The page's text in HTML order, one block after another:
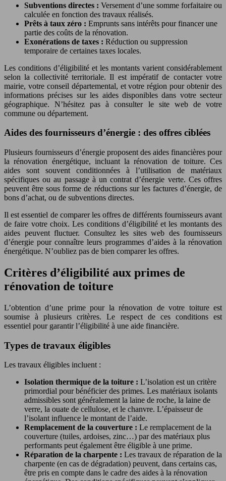
Subventions directes : Versement d’une somme forfaitaire ou
calculée en fonction des travaux réalisés.
Prêts à taux zéro : Emprunts sans intérêts pour financer une
partie des coûts de la rénovation.
Exonérations de taxes : Réduction ou suppression
temporaire de certaines taxes locales.
Les conditions d’éligibilité et les montants varient considérablement
selon la collectivité territoriale. Il est impératif de contacter votre
mairie, votre conseil départemental, et votre région pour obtenir des
informations précises sur les aides disponibles dans votre secteur
géographique. N’hésitez pas à consulter le site web de votre
commune ou département.
Aides des fournisseurs d’énergie : des offres ciblées
Plusieurs fournisseurs d’énergie proposent des aides financières pour
la rénovation énergétique, incluant la rénovation de toiture. Ces
aides sont souvent conditionnées à l’utilisation de matériaux
spécifiques ou au passage à un contrat d’énergie verte. Ces offres
peuvent être sous forme de réductions sur les factures d’énergie, de
bons d’achat, ou de subventions directes.
Il est essentiel de comparer les offres de différents fournisseurs avant
de faire votre choix. Les conditions d’éligibilité et les montants des
aides peuvent fluctuer. Consultez les sites web des fournisseurs
d’énergie pour connaître leurs programmes d’aides à la rénovation
énergétique. N’oubliez pas de bien comparer les offres.
Critères d’éligibilité aux primes de
rénovation de toiture
L’obtention d’une prime pour la rénovation de votre toiture est
soumise à plusieurs critères. Le respect de ces conditions est
essentiel pour garantir l’éligibilité à une aide financière.
Types de travaux éligibles
Les travaux éligibles incluent :
Isolation thermique de la toiture : L’isolation est un critère
primordial pour bénéficier des primes. Les matériaux isolants
admissibles sont généralement la laine de roche, la laine de
verre, la ouate de cellulose, et le chanvre. L’épaisseur de
l’isolant influence le montant de l’aide.
Remplacement de la couverture : Le remplacement de la
couverture (tuiles, ardoises, zinc…) par des matériaux plus
performants peut également être éligible à une prime.
Réparation de la charpente : Les travaux de réparation de la
charpente (en cas de dégradation) peuvent, dans certains cas,
être pris en compte dans le cadre des aides à la rénovation